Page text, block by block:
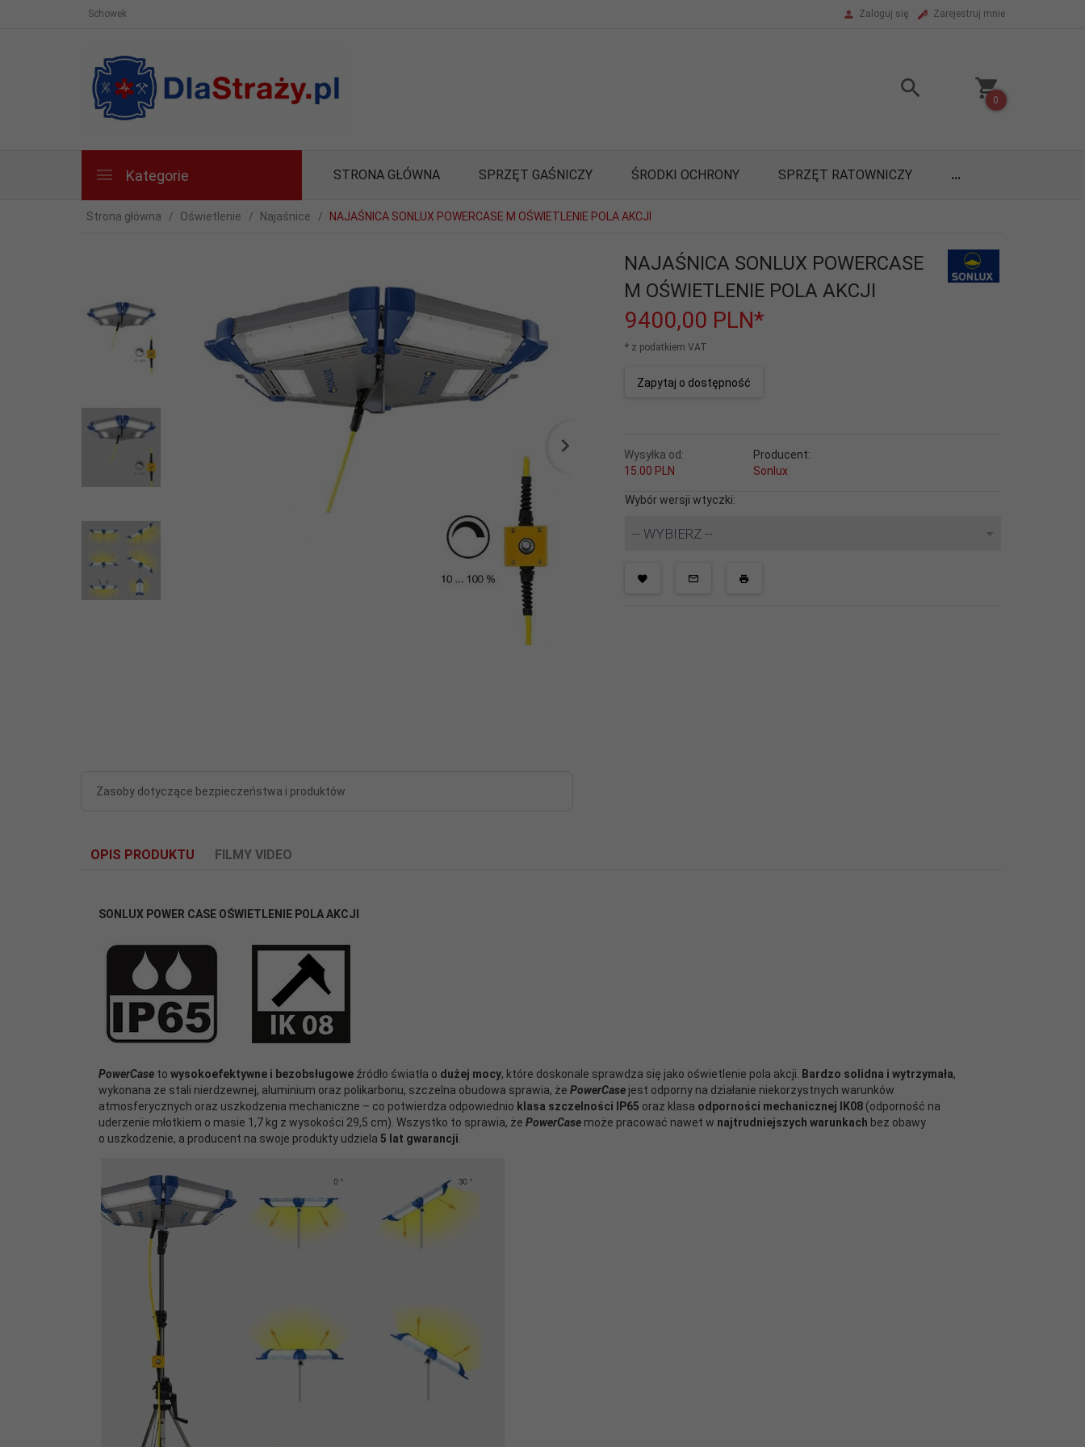
Schowek Zaloguj się Zarejestruj mnie
0
Kategorie STRONA GŁÓWNA SPRZĘT GAŚNICZY ŚRODKI OCHRONY SPRZĘT RATOWNICZY ...
Strona główna Oświetlenie Najaśnice NAJAŚNICA SONLUX POWERCASE M OŚWIETLENIE POLA AKCJI
Zasoby dotyczące bezpieczeństwa i produktów
NAJAŚNICA SONLUX POWERCASE
M OŚWIETLENIE POLA AKCJI
9400,00 PLN*
* z podatkiem VAT
Zapytaj o dostępność
Wysyłka od:
15.00 PLN
Producent:
Sonlux
Wybór wersji wtyczki:
-- WYBIERZ --
OPIS PRODUKTU FILMY VIDEO
SONLUX POWER CASE OŚWIETLENIE POLA AKCJI
PowerCase to wysokoefektywne i bezobsługowe źródło światła o dużej mocy, które doskonale sprawdza się jako oświetlenie pola akcji. Bardzo solidna i wytrzymała,
wykonana ze stali nierdzewnej, aluminium oraz polikarbonu, szczelna obudowa sprawia, że PowerCase jest odporny na działanie niekorzystnych warunków
atmosferycznych oraz uszkodzenia mechaniczne – co potwierdza odpowiednio klasa szczelności IP65 oraz klasa odporności mechanicznej IK08 (odporność na
uderzenie młotkiem o masie 1,7 kg z wysokości 29,5 cm). Wszystko to sprawia, że PowerCase może pracować nawet w najtrudniejszych warunkach bez obawy
o uszkodzenie, a producent na swoje produkty udziela 5 lat gwarancji